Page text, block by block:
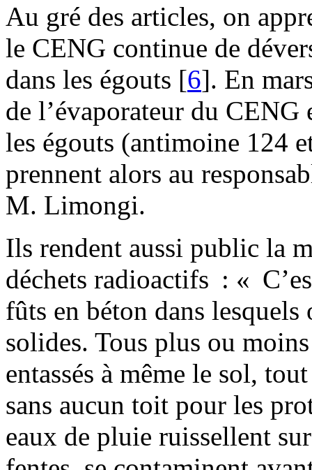
Au gré des articles, on
le CENG continue de
dans les égouts [6]. En
de l’évaporateur du
les égouts (antimoine 124
prennent alors au
M. Limongi.
Ils rendent aussi public la
déchets radioactifs : «
fûts en béton dans lesquels
solides. Tous plus ou
entassés à même le sol,
sans aucun toit pour les
eaux de pluie ruissellent